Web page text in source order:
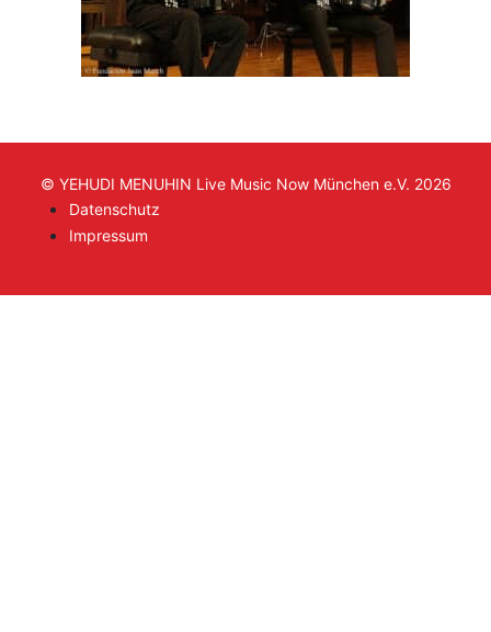
© YEHUDI MENUHIN Live Music Now München e.V. 2026
Datenschutz
Impressum